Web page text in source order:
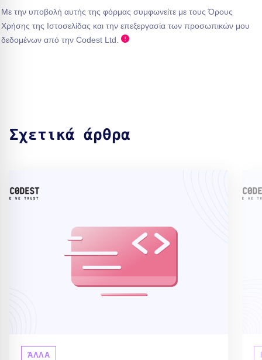
Με την υποβολή αυτής της φόρμας συμφωνείτε με τους Όρους
Χρήσης της Ιστοσελίδας και την επεξεργασία των προσωπικών μου
δεδομένων από την Codest Ltd.
Σχετικά άρθρα
ΆΛΛΑ